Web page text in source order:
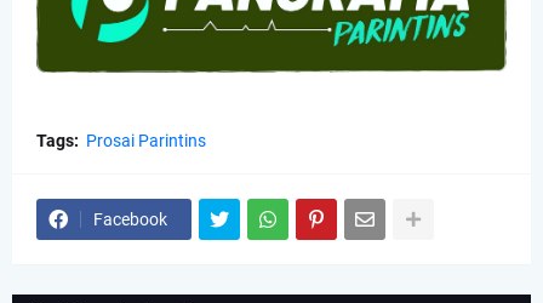
Tags: Prosai Parintins
Facebook